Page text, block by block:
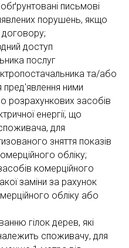
письмові
порушень, якщо
доступ
послуг
та/або
пред'явлення ними
розрахункових засобів
енергії, що
для
зняття показів
обліку;
комерційного
заміни за рахунок
обліку або
гілок дерев, які
споживачу, для